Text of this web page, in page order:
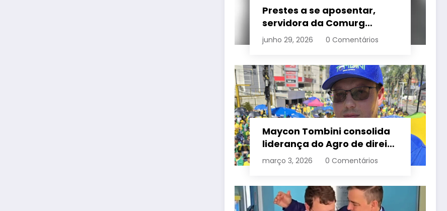
Prestes a se aposentar,
servidora da Comurg
atropelada por bêbado
entra em protocolo de
junho 29, 2026 0 Comentários
Maycon Tombini consolida
liderança do Agro de direita
em manifestação “Acorda
Brasil” em Goiânia
março 3, 2026 0 Comentários